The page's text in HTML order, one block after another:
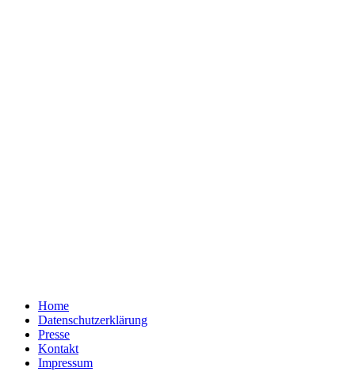
Home
Datenschutzerklärung
Presse
Kontakt
Impressum